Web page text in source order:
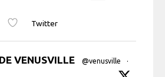
Twitter
VENUSVILLE @venusville
·